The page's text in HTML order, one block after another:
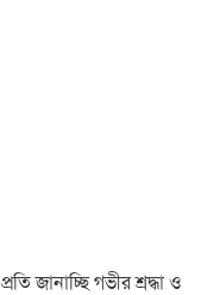
জানাচ্ছি গভীর শ্রদ্ধা ও